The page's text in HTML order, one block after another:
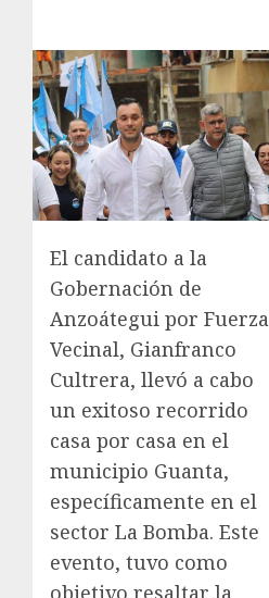
El candidato a la
Gobernación de
Anzoátegui por Fuerza
Vecinal, Gianfranco
Cultrera, llevó a cabo
un exitoso recorrido
casa por casa en el
municipio Guanta,
específicamente en el
sector La Bomba. Este
evento, tuvo como
objetivo resaltar la